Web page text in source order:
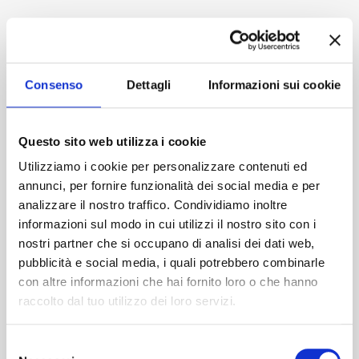
Consenso Dettagli Informazioni sui cookie
Questo sito web utilizza i cookie
Utilizziamo i cookie per personalizzare contenuti ed
annunci, per fornire funzionalità dei social media e per
analizzare il nostro traffico. Condividiamo inoltre
informazioni sul modo in cui utilizzi il nostro sito con i
nostri partner che si occupano di analisi dei dati web,
pubblicità e social media, i quali potrebbero combinarle
con altre informazioni che hai fornito loro o che hanno
raccolto dal tuo utilizzo dei loro servizi.